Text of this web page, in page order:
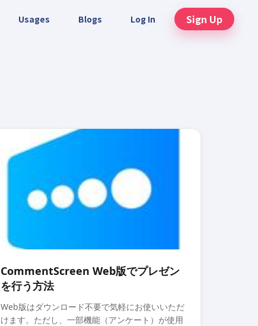
Usages Blogs Log In Sign Up
CommentScreen Web版でプレゼン
を行う方法
Web版はダウンロード不要で気軽にお使いいただ
けます。ただし、一部機能（アンケート）が使用